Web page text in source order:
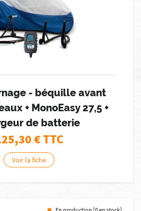
- béquille avant
+ MonoEasy 27,5 +
de batterie
€ TTC
Voir la fiche